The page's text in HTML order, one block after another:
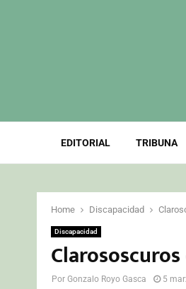
EDITORIAL TRIBUNA
Home Discapacidad
Discapacidad
Por Gonzalo Royo Gasca 5